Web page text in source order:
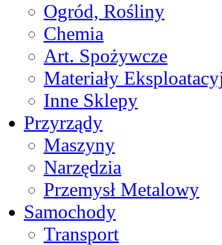
Ogród, Rośliny
Chemia
Art. Spożywcze
Materiały
Inne Sklepy
Przyrządy
Maszyny
Narzędzia
Przemysł Metalowy
Samochody
Transport